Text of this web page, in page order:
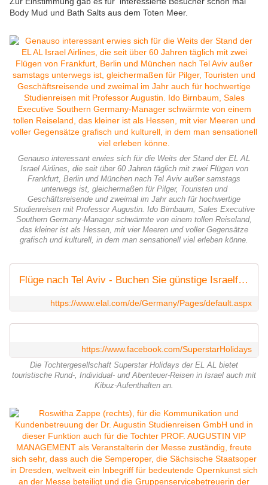
Body Mud und Bath Salts aus dem Toten Meer.
Genauso interessant erwies sich für die Weits der Stand der EL AL
Israel Airlines, die seit über 60 Jahren täglich mit zwei Flügen von
Frankfurt, Berlin und München nach Tel Aviv außer samstags
unterwegs ist, gleichermaßen für Pilger, Touristen und
Geschäftsreisende und zweimal im Jahr auch für hochwertige
Studienreisen mit Professor Augustin. Ido Birnbaum, Sales Executive
Southern Germany-Manager schwärmte von einem tollen Reiseland,
das kleiner ist als Hessen, mit vier Meeren und voller Gegensätze
grafisch und kulturell, in dem man sensationell viel erleben könne.
Flüge nach Tel Aviv - Buchen Sie günstige Israelflüge | EL AL
https://www.elal.com/de/Germany/Pages/default.aspx
https://www.facebook.com/SuperstarHolidays
Die Tochtergesellschaft Superstar Holidays der EL AL bietet
touristische Rund-, Individual- und Abenteuer-Reisen in Israel auch mit
Kibuz-Aufenthalten an.